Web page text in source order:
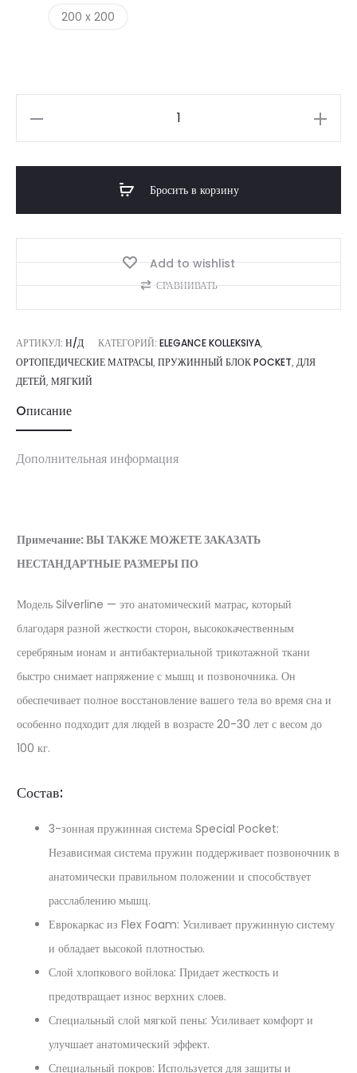
200 x 200
Бросить в корзину
Add to wishlist
СРАВНИВАТЬ
АРТИКУЛ: Н/Д КАТЕГОРИЙ: ELEGANCE KOLLEKSIYA,
ОРТОПЕДИЧЕСКИЕ МАТРАСЫ, ПРУЖИННЫЙ БЛОК POCKET, ДЛЯ
ДЕТЕЙ, МЯГКИЙ
Oписание
Дополнительная информация
Примечание: ВЫ ТАКЖЕ МОЖЕТЕ ЗАКАЗАТЬ
НЕСТАНДАРТНЫЕ РАЗМЕРЫ ПО
Модель Silverline — это анатомический матрас, который
благодаря разной жесткости сторон, высококачественным
серебряным ионам и антибактериальной трикотажной ткани
быстро снимает напряжение с мышц и позвоночника. Он
обеспечивает полное восстановление вашего тела во время сна и
особенно подходит для людей в возрасте 20-30 лет с весом до
100 кг.
Состав:
3-зонная пружинная система Special Pocket:
Независимая система пружин поддерживает позвоночник в
анатомически правильном положении и способствует
расслаблению мышц.
Еврокаркас из Flex Foam: Усиливает пружинную систему
и обладает высокой плотностью.
Слой хлопкового войлока: Придает жесткость и
предотвращает износ верхних слоев.
Специальный слой мягкой пены: Усиливает комфорт и
улучшает анатомический эффект.
Специальный покров: Используется для защиты и